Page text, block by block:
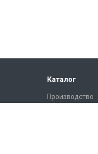
Каталог
Производство